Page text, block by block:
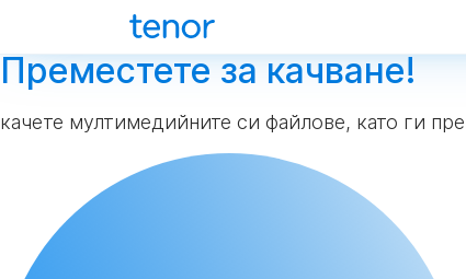
Преместете за качване!
качете мултимедийните си файлове, като ги